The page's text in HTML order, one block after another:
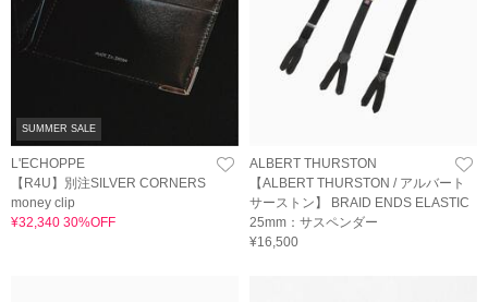
SUMMER SALE
L'ECHOPPE
【R4U】別注SILVER CORNERS
money clip
¥32,340 30%OFF
ALBERT THURSTON
【ALBERT THURSTON / アルバート
サーストン】 BRAID ENDS ELASTIC
25mm：サスペンダー
¥16,500